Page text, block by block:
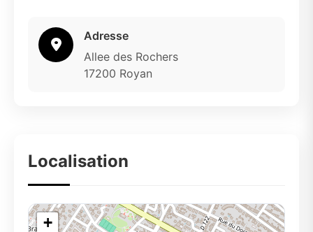
Adresse
Allee des Rochers
17200 Royan
Localisation
+